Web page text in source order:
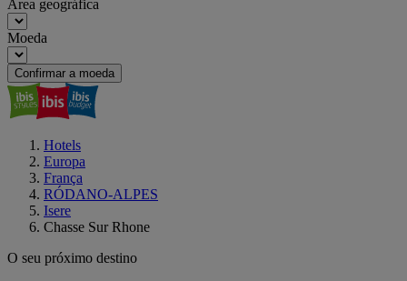
Área geográfica
Moeda
Confirmar a moeda
Hotels
Europa
França
RÓDANO-ALPES
Isere
Chasse Sur Rhone
O seu próximo destino